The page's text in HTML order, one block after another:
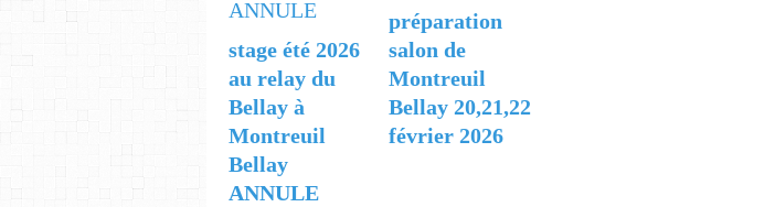
stage été 2026
au relay du
Bellay à
Montreuil
Bellay
ANNULE
préparation
salon de
Montreuil
Bellay 20,21,22
février 2026